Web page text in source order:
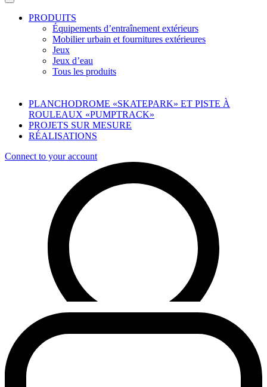
PRODUITS
Équipements d’entraînement extérieurs
Mobilier urbain et fournitures extérieures
Jeux
Jeux d’eau
Tous les produits
PLANCHODROME «SKATEPARK» ET PISTE À
ROULEAUX «PUMPTRACK»
PROJETS SUR MESURE
RÉALISATIONS
Connect to your account